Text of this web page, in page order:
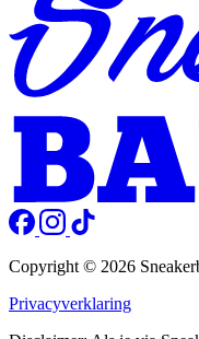
Copyright © 2026
Privacyverklaring